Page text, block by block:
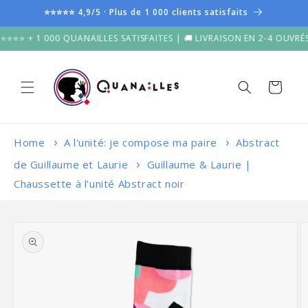
passer
au
contenu
⭐⭐⭐⭐⭐ 4,9/5 · Plus de 1 000 clients satisfaits
1 000 QUANAILLES SATISFAITES | 🚚 LIVRAISON EN 2-4 OUVRÉS
Panier
Home A l'unité: je compose ma paire
Abstract
de Guillaume et Laurie
Guillaume & Laurie |
Chaussette à l'unité Abstract noir
informations
produits